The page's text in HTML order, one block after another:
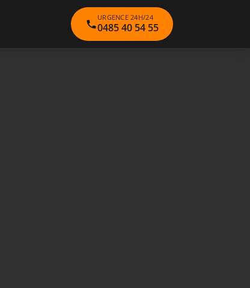
URGENCE 24H/24
0485 40 54 55